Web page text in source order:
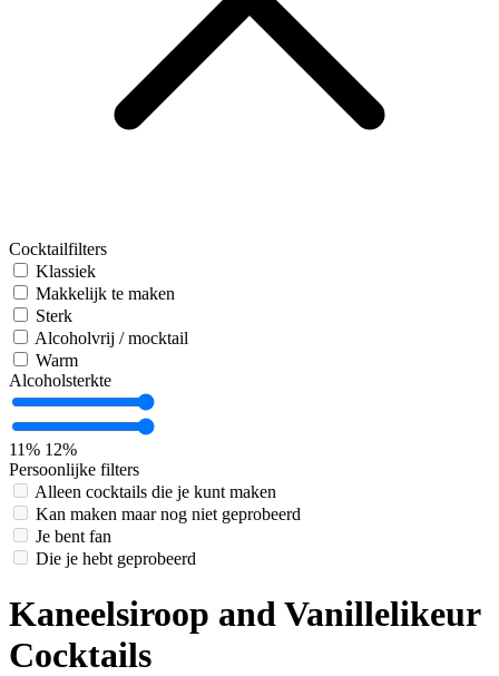
Cocktailfilters
Klassiek
Makkelijk te maken
Sterk
Alcoholvrij / mocktail
Warm
Alcoholsterkte
11% 12%
Persoonlijke filters
Alleen cocktails die je kunt maken
Kan maken maar nog niet geprobeerd
Je bent fan
Die je hebt geprobeerd
Kaneelsiroop and Vanillelikeur
Cocktails